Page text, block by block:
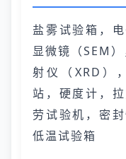
盐雾试验箱，
显微镜（SEM
射仪（XRD）
站，硬度计，
劳试验机，密
低温试验箱